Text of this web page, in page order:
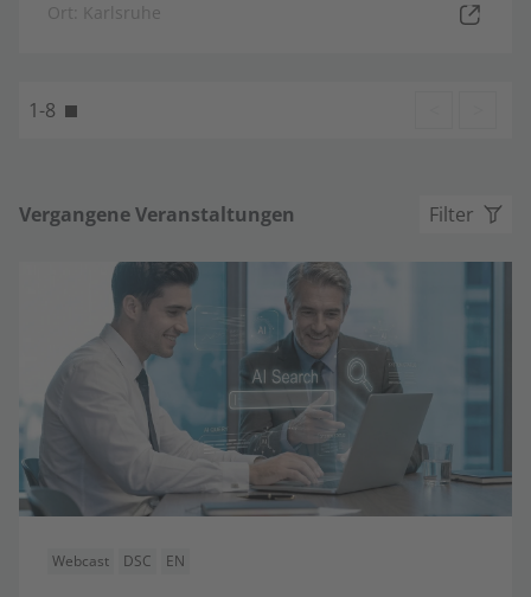
Ort: Karlsruhe
1-8
Vergangene Veranstaltungen Filter
Webcast DSC EN